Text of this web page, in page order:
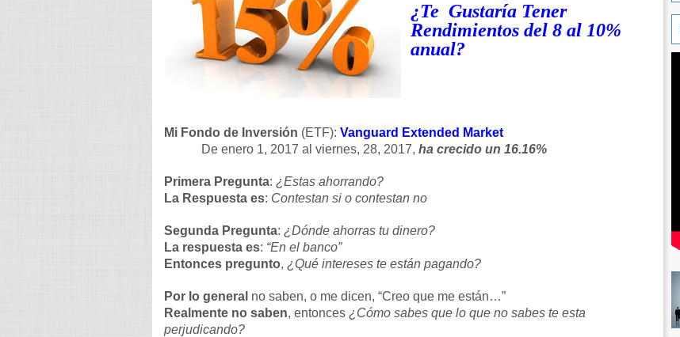
¿Te Gustaría Tener
Rendimientos del 8 al 10%
anual?
Mi Fondo de Inversión (ETF): Vanguard Extended Market
De enero 1, 2017 al viernes, 28, 2017, ha crecido un 16.16%
Primera Pregunta: ¿Estas ahorrando?
La Respuesta es: Contestan si o contestan no
Segunda Pregunta: ¿Dónde ahorras tu dinero?
La respuesta es: “En el banco”
Entonces pregunto, ¿Qué intereses te están pagando?
Por lo general no saben, o me dicen, “Creo que me están…”
Realmente no saben, entonces ¿Cómo sabes que lo que no sabes te esta
perjudicando?